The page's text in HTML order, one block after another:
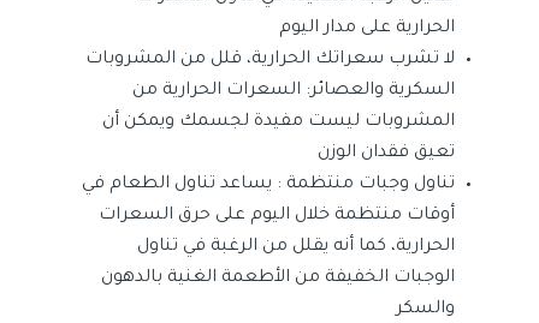
الحرارية على مدار اليوم
لا تشرب سعراتك الحرارية، قلل من المشروبات
السكرية والعصائر: السعرات الحرارية من
المشروبات ليست مفيدة لجسمك ويمكن أن
تعيق فقدان الوزن
تناول وجبات منتظمة : يساعد تناول الطعام في
أوقات منتظمة خلال اليوم على حرق السعرات
الحرارية، كما أنه يقلل من الرغبة في تناول
الوجبات الخفيفة من الأطعمة الغنية بالدهون
والسكر